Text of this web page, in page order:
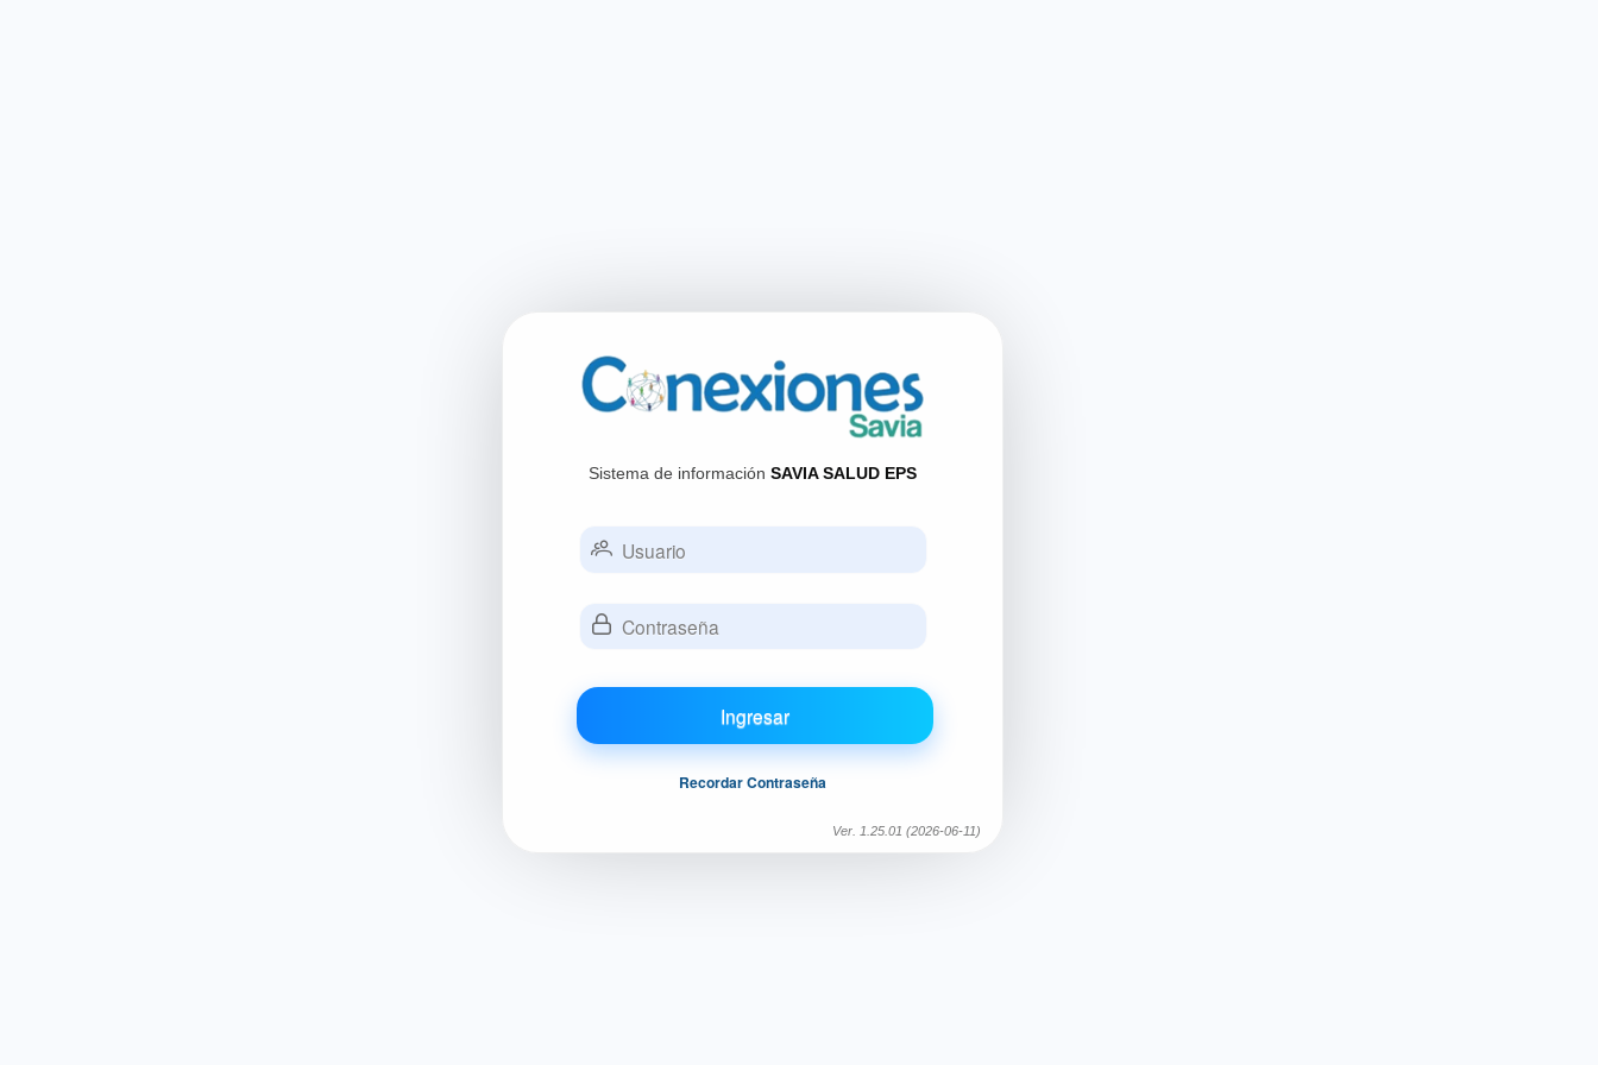
Sistema de información SAVIA SALUD EPS
Ingresar
Recordar Contraseña
Ver. 1.25.01 (2026-06-11)